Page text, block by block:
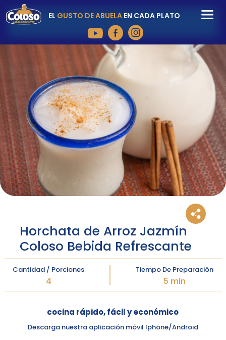
EL GUSTO DE ABUELAEN CADA PLATO
Horchata de Arroz Jazmín
Coloso Bebida Refrescante
Cantidad / Porciones
4
Tiempo De Preparación
5 min
cocina rápido, fácil y económico
Descarga nuestra aplicación móvil Iphone/Android